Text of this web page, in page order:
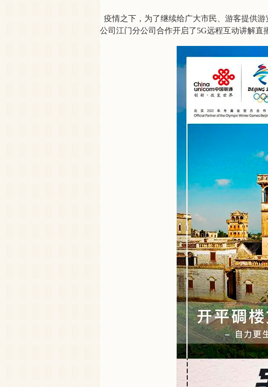
疫情之下，为了继续给广大市民、游客提供
公司江门分公司合作开启了5G远程互动讲解直